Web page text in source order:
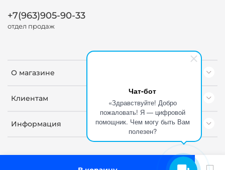
Чат-бот
«Здравствуйте! Добро
пожаловать! Я — цифровой
помощник. Чем могу быть Вам
полезен?
О магазине
Клиентам
Информация
+7(963)905-90-33
отдел продаж